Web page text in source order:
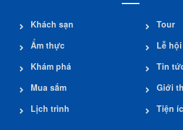
Khách sạn
Ẩm thực
Khám phá
Mua sắm
Lịch trình
Tour
Lễ
Tin
Giới
Tiện